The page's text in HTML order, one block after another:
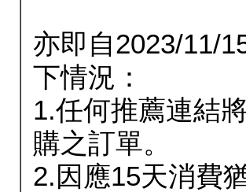
亦即自2023/11/
下情況：
1.任何推薦連結
購之訂單。
2.因應15天消費